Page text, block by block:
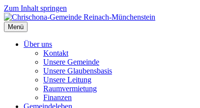
Zum Inhalt springen
Menü
Über uns
Kontakt
Unsere Gemeinde
Unsere Glaubensbasis
Unsere Leitung
Raumvermietung
Finanzen
Gemeindeleben